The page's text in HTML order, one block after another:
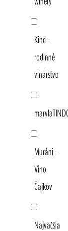
Kinči -
rodinné
vinárstvo
Muráni -
Víno
Čajkov
Najväčšia